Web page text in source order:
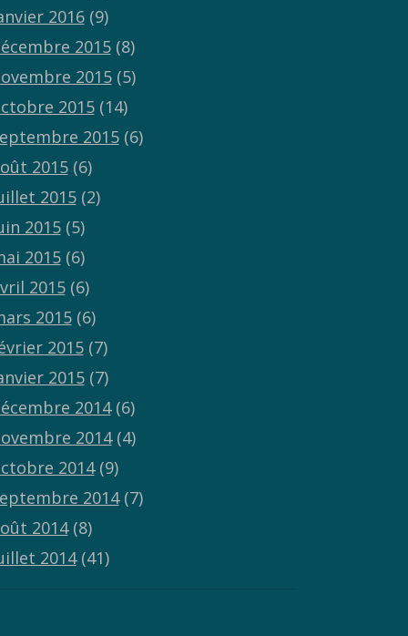
2016(9)
2015(8)
2015(5)
2015(14)
2015(6)
2015(6)
2015(2)
2015(5)
2015(6)
2015(6)
2015(6)
2015(7)
2015(7)
2014(6)
2014(4)
2014(9)
2014(7)
2014(8)
2014(41)